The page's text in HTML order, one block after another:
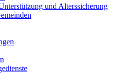
und Alterssicherung